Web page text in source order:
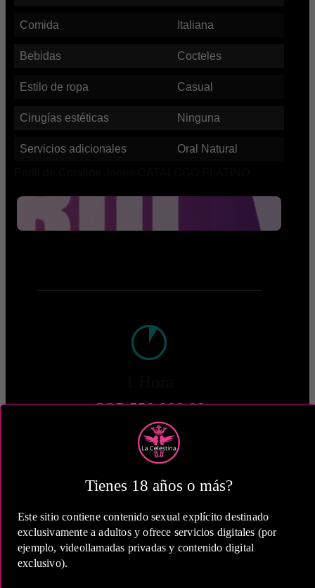
Tienes 18 años o más?
Este sitio contiene contenido sexual explícito destinado
exclusivamente a adultos y ofrece servicios digitales (por
ejemplo, videollamadas privadas y contenido digital
exclusivo).
Comida Italiana
Bebidas Cocteles
Estilo de ropa Casual
Cirugías estéticas Ninguna
Servicios adicionales Oral Natural
COP 550,000.00
COP 900,000.00